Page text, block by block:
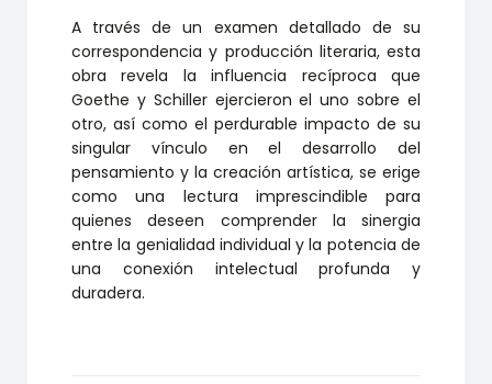
A través de un examen detallado de su
correspondencia y producción literaria, esta
obra revela la influencia recíproca que
Goethe y Schiller ejercieron el uno sobre el
otro, así como el perdurable impacto de su
singular vínculo en el desarrollo del
pensamiento y la creación artística, se erige
como una lectura imprescindible para
quienes deseen comprender la sinergia
entre la genialidad individual y la potencia de
una conexión intelectual profunda y
duradera.